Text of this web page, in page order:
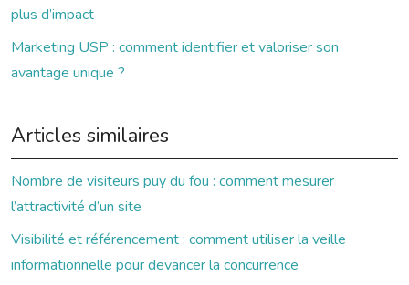
plus d’impact
Marketing USP : comment identifier et valoriser son
avantage unique ?
Articles similaires
Nombre de visiteurs puy du fou : comment mesurer
l’attractivité d’un site
Visibilité et référencement : comment utiliser la veille
informationnelle pour devancer la concurrence